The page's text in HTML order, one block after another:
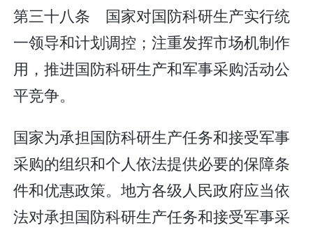
第三十八条 国家对国防科研生产实行统
一领导和计划调控；注重发挥市场机制作
用，推进国防科研生产和军事采购活动公
平竞争。
国家为承担国防科研生产任务和接受军事
采购的组织和个人依法提供必要的保障条
件和优惠政策。地方各级人民政府应当依
法对承担国防科研生产任务和接受军事采